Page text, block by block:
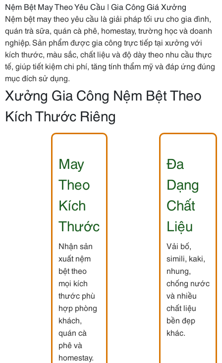
Nệm Bệt May Theo Yêu Cầu | Gia Công Giá Xưởng
Nệm bệt may theo yêu cầu là giải pháp tối ưu cho gia đình,
quán trà sữa, quán cà phê, homestay, trường học và doanh
nghiệp. Sản phẩm được gia công trực tiếp tại xưởng với
kích thước, màu sắc, chất liệu và độ dày theo nhu cầu thực
tế, giúp tiết kiệm chi phí, tăng tính thẩm mỹ và đáp ứng đúng
mục đích sử dụng.
Xưởng Gia Công Nệm Bệt Theo
Kích Thước Riêng
May
Theo
Kích
Thước
Nhận sản
xuất nệm
bệt theo
mọi kích
thước phù
hợp phòng
khách,
quán cà
phê và
homestay.
Đa
Dạng
Chất
Liệu
Vải bố,
simili, kaki,
nhung,
chống nước
và nhiều
chất liệu
bền đẹp
khác.